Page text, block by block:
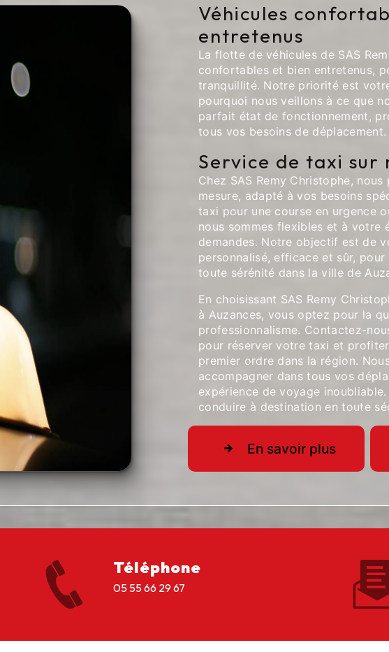
Véhicules
entretenus
La flotte de véhicules de SAS
confortables et bien entretenus,
tranquillité. Notre priorité est
pourquoi nous veillons à ce que
parfait état de fonctionnement,
tous vos besoins de déplacement.
Service de taxi sur
Chez SAS Remy Christophe,
mesure, adapté à vos besoins
taxi pour une course en urgence
nous sommes flexibles et à votre
demandes. Notre objectif est de
personnalisé, efficace et sûr,
toute sérénité dans la ville de
En choisissant SAS Remy
à Auzances, vous optez pour la
professionnalisme. Contactez-
pour réserver votre taxi et
premier ordre dans la région.
accompagner dans tous vos
expérience de voyage
conduire à destination en toute
En savoir plus
Téléphone
05 55 66 29 67